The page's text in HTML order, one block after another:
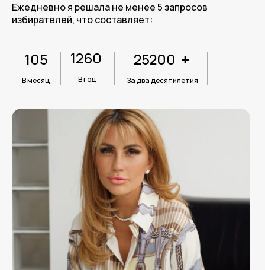
Ежедневно я решала не менее 5 запросов
избирателей, что составляет:
105
В месяц
1260
В год
25200 +
За два десятилетия